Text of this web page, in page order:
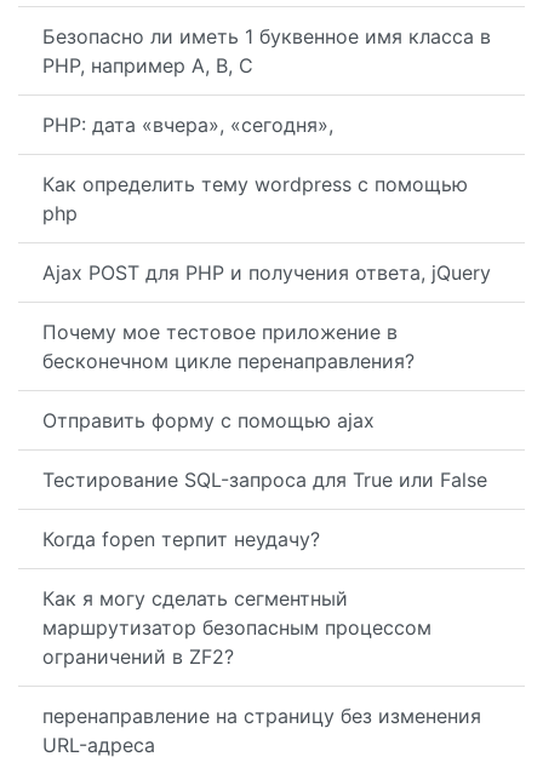
Безопасно ли иметь 1 буквенное имя класса в
PHP, например A, B, C
PHP: дата «вчера», «сегодня»,
Как определить тему wordpress с помощью
php
Ajax POST для PHP и получения ответа, jQuery
Почему мое тестовое приложение в
бесконечном цикле перенаправления?
Отправить форму с помощью ajax
Тестирование SQL-запроса для True или False
Когда fopen терпит неудачу?
Как я могу сделать сегментный
маршрутизатор безопасным процессом
ограничений в ZF2?
перенаправление на страницу без изменения
URL-адреса